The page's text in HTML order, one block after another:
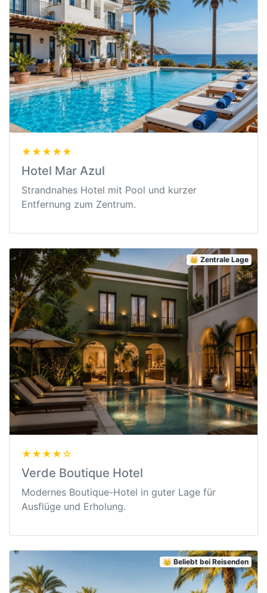
★★★★★
Hotel Mar Azul
Strandnahes Hotel mit Pool und kurzer
Entfernung zum Zentrum.
👑 Zentrale Lage
★★★★☆
Verde Boutique Hotel
Modernes Boutique-Hotel in guter Lage für
Ausflüge und Erholung.
👑 Beliebt bei Reisenden